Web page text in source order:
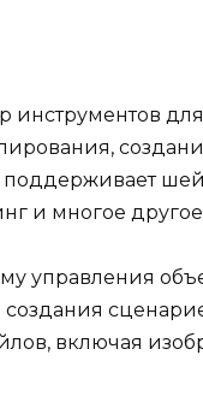
поддерживает
и многое
управления
включая